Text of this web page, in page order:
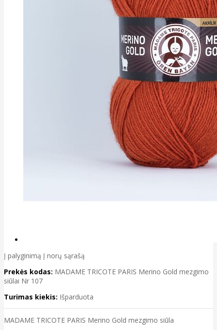
Į palyginimą Į norų sąrašą
Prekės kodas: MADAME TRICOTE PARIS Merino Gold mezgimo
siūlai Nr 107
Turimas kiekis: Išparduota
MADAME TRICOTE PARIS Merino Gold mezgimo siūla